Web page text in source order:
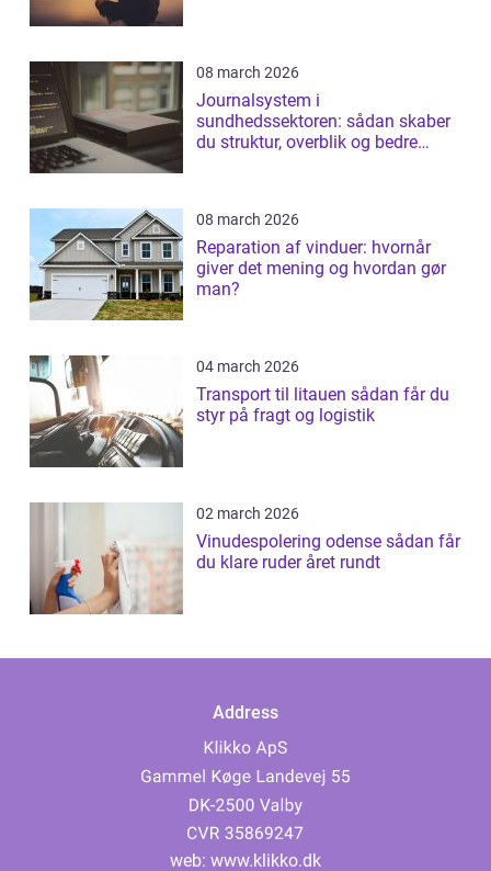
08 march 2026
Journalsystem i
sundhedssektoren: sådan skaber
du struktur, overblik og bedre
08 march 2026
Reparation af vinduer: hvornår
giver det mening og hvordan gør
man?
04 march 2026
Transport til litauen sådan får du
styr på fragt og logistik
02 march 2026
Vinudespolering odense sådan får
du klare ruder året rundt
Address
web: www.klikko.dk